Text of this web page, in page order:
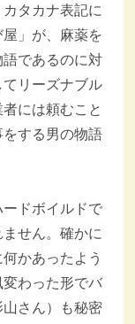
タカナ表記に
」が、麻薬を
であるのに対
リーズナブル
には頼むこと
する男の物語
ドボイルドで
せん。確かに
かあったよう
わった形でバ
さん）も秘密